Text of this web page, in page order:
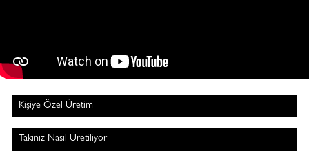
Kişiye Özel Üretim
Takınız Nasıl Üretiliyor